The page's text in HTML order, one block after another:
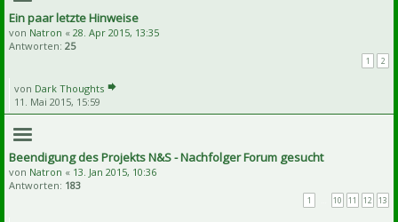
Ein paar letzte Hinweise
von Natron « 28. Apr 2015, 13:35
Antworten: 25
1 2
von Dark Thoughts
11. Mai 2015, 15:59
Beendigung des Projekts N&S - Nachfolger Forum gesucht
von Natron « 13. Jan 2015, 10:36
Antworten: 183
1 10 11 12 13